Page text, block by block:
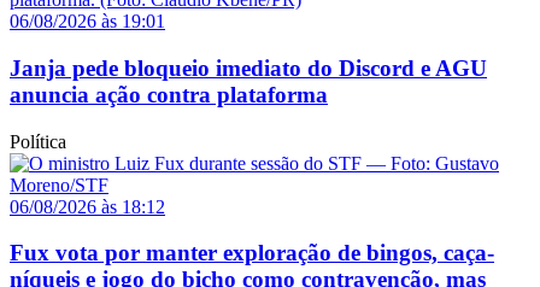
06/08/2026 às 19:01
Janja pede bloqueio imediato do Discord e AGU
anuncia ação contra plataforma
Política
06/08/2026 às 18:12
Fux vota por manter exploração de bingos, caça-
níqueis e jogo do bicho como contravenção, mas